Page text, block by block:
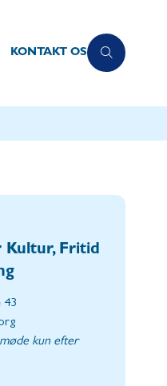
KONTAKT OS
Kultur, Fritid
43
kun efter